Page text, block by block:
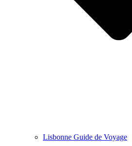
Lisbonne Guide de Voyage